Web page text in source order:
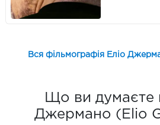
Вся фільмографія Еліо
Що ви думаєте
Джермано (Elio